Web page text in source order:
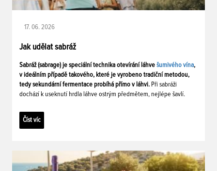
17. 06. 2026
Jak udělat sabráž
Sabráž (sabrage) je speciální technika otevírání láhve šumivého vína,
v ideálním případě takového, které je vyrobeno tradiční metodou,
tedy sekundární fermentace probíhá přímo v láhvi. Při sabráži
dochází k useknutí hrdla láhve ostrým předmětem, nejlépe šavlí.
Číst víc